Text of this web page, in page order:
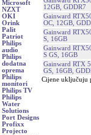
Microsoft
NZXT
OKI
Orink
Palit
Patriot
Philips
audio
Philips
dodatna
oprema
Philips
monitori
Philips TV
Philips
Water
Solutions
Port Designs
Profixx
Projecto
12GB, GDDR7
Gainward
OC, 12GB,
Gainward
S, 16GB
Gainward
S GS, 16GB
Gainward RTX
GS, 16GB,
Cijene uključuju